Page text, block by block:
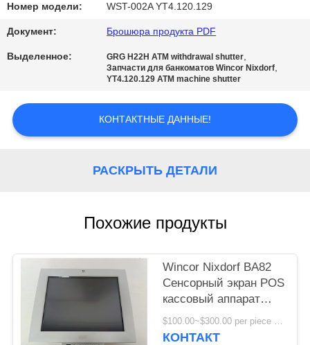
СПРОСИТЕ
САЙТА
Номер модели: WST-002A YT4.120.129
Документ: Брошюра продукта PDF
Выделенное: GRG H22H ATM withdrawal shutter,
Запчасти для банкоматов Wincor Nixdorf,
YT4.120.129 ATM machine shutter
КОНТАКТНЫЕ ДАННЫЕ!
РАСКРЫТЬ ДЕТАЛИ
Похожие продукты
Wincor Nixdorf BA82
Сенсорный экран POS
кассовый аппарат
монитор дисплей
высокого качества
$100.00~$300.00 per piece MOQ:1
КОНТАКТ